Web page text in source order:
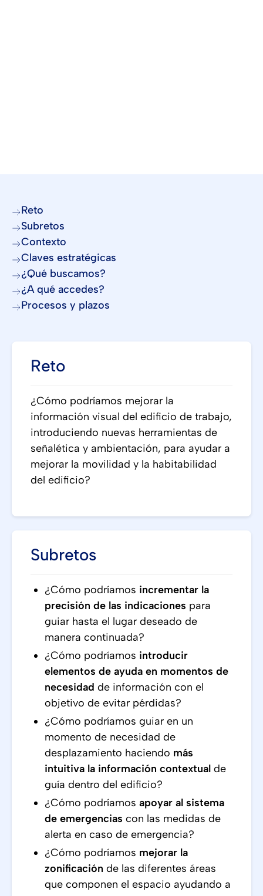
Reto
Subretos
Contexto
Claves estratégicas
¿Qué buscamos?
¿A qué accedes?
Procesos y plazos
Reto
¿Cómo podríamos mejorar la
información visual del edificio de trabajo,
introduciendo nuevas herramientas de
señalética y ambientación, para ayudar a
mejorar la movilidad y la habitabilidad
del edificio?
Subretos
¿Cómo podríamos incrementar la
precisión de las indicaciones para
guiar hasta el lugar deseado de
manera continuada?
¿Cómo podríamos introducir
elementos de ayuda en momentos de
necesidad de información con el
objetivo de evitar pérdidas?
¿Cómo podríamos guiar en un
momento de necesidad de
desplazamiento haciendo más
intuitiva la información contextual de
guía dentro del edificio?
¿Cómo podríamos apoyar al sistema
de emergencias con las medidas de
alerta en caso de emergencia?
¿Cómo podríamos mejorar la
zonificación de las diferentes áreas
que componen el espacio ayudando a